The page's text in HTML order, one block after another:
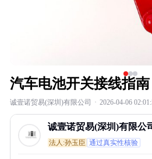
汽车电池开关接线指南
诚壹诺贸易(深圳)有限公司 · 2026-04-06
诚壹诺贸易(深圳)有限公
法人:孙玉臣 通过真实性核验